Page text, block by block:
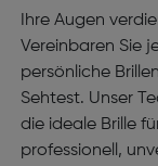
Ihre Augen
Vereinbaren Sie
persönliche
Sehtest. Unser
die ideale Brille
professionell,